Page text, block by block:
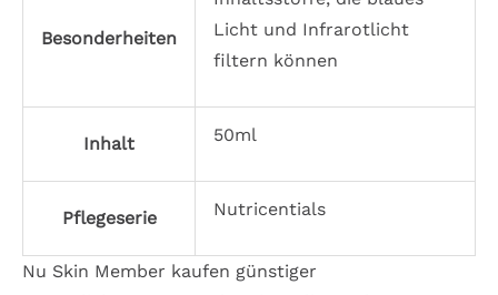
Besonderheiten
Licht und Infrarotlicht
filtern können
Inhalt 50ml
Pflegeserie Nutricentials
Nu Skin Member kaufen günstiger